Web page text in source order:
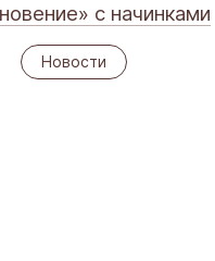
с начинками
Новости